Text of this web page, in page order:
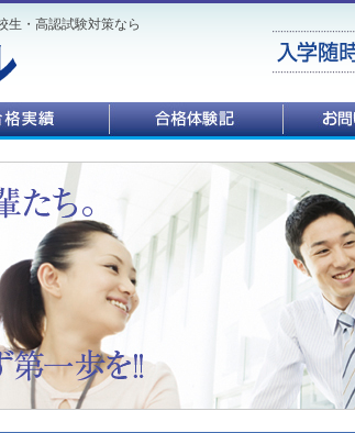
生・高認試験対策なら